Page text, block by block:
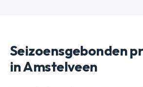
Seizoensgebonden
in Amstelveen